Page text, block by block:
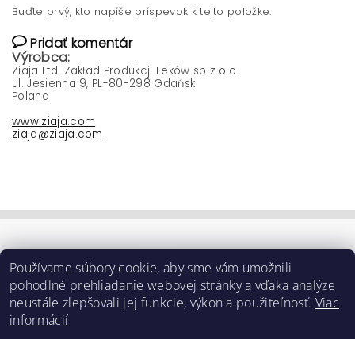
Buďte prvý, kto napíše príspevok k tejto položke.
Pridať komentár
Výrobca:
Ziaja Ltd. Zakład Produkcji Leków sp z o.o.
ul. Jesienna 9, PL-80-298 Gdańsk
Poland
www.ziaja.com
ziaja@ziaja.com
Používame súbory cookie, aby sme vám umožnili
pohodlné prehliadanie webovej stránky a vďaka analýze
neustále zlepšovali jej funkcie, výkon a použiteľnosť. Viac
informácií